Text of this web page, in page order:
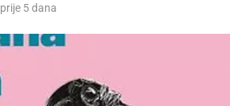
prije 5 dana